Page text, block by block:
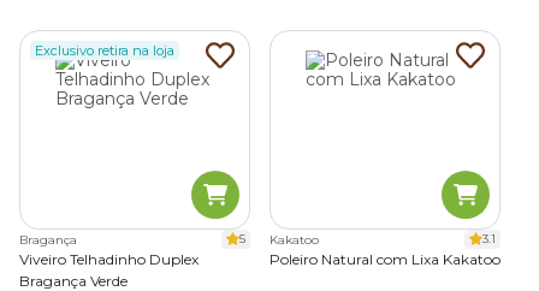
Exclusivo retira na loja
Bragança 5
Viveiro Telhadinho Duplex
Bragança Verde
Kakatoo 3.1
Poleiro Natural com Lixa Kakatoo